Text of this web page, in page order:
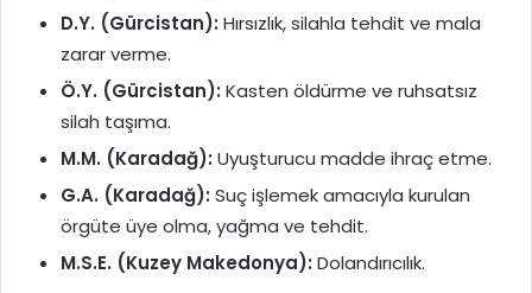
D.Y. (Gürcistan): Hırsızlık, silahla tehdit ve mala
zarar verme.
Ö.Y. (Gürcistan): Kasten öldürme ve ruhsatsız
silah taşıma.
M.M. (Karadağ): Uyuşturucu madde ihraç etme.
G.A. (Karadağ): Suç işlemek amacıyla kurulan
örgüte üye olma, yağma ve tehdit.
M.S.E. (Kuzey Makedonya): Dolandırıcılık.